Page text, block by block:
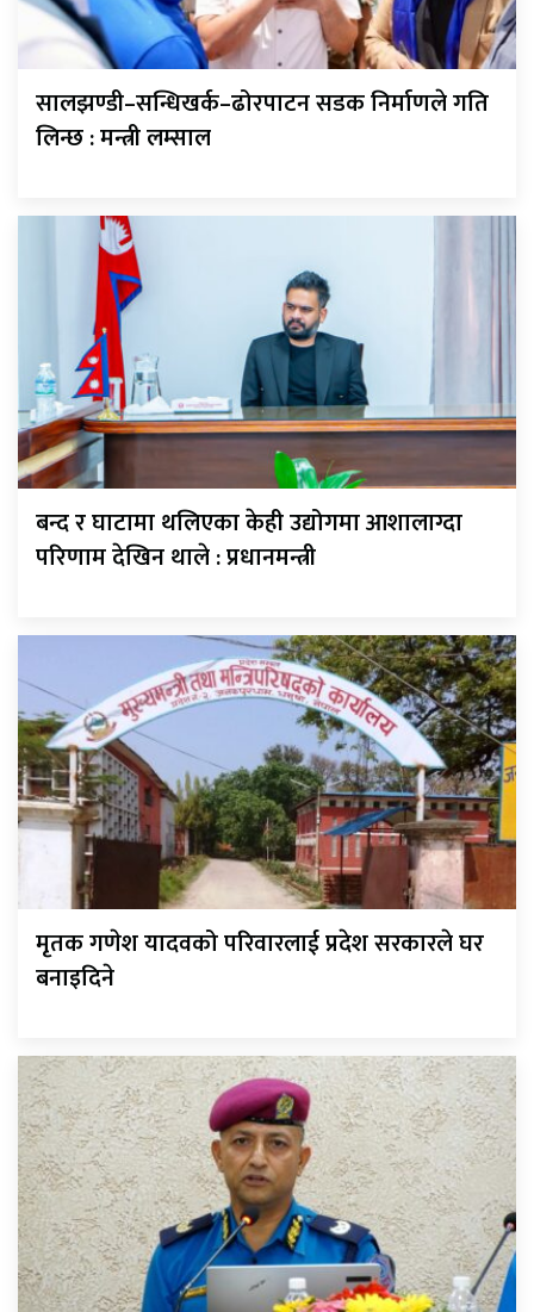
सालझण्डी–सन्धिखर्क–ढोरपाटन सडक निर्माणले गति
लिन्छ : मन्त्री लम्साल
बन्द र घाटामा थलिएका केही उद्योगमा आशालाग्दा
परिणाम देखिन थाले : प्रधानमन्त्री
मृतक गणेश यादवको परिवारलाई प्रदेश सरकारले घर
बनाइदिने